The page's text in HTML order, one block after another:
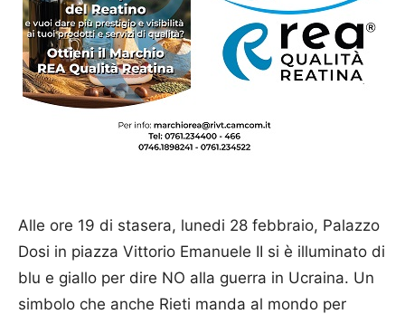
Alle ore 19 di stasera, lunedi 28 febbraio, Palazzo
Dosi in piazza Vittorio Emanuele II si è illuminato di
blu e giallo per dire NO alla guerra in Ucraina. Un
simbolo che anche Rieti manda al mondo per